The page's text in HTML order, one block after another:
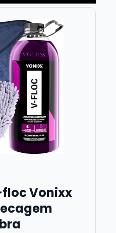
Vonixx